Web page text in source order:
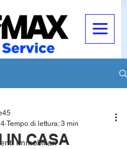
Immobiliari
IN CASA
Tempo di lettura: 3 min